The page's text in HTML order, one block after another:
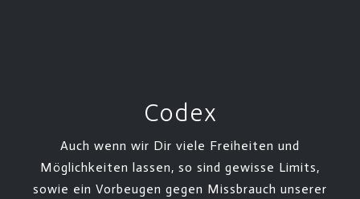
Codex
Auch wenn wir Dir viele Freiheiten und
Möglichkeiten lassen, so sind gewisse Limits,
sowie ein Vorbeugen gegen Missbrauch unserer